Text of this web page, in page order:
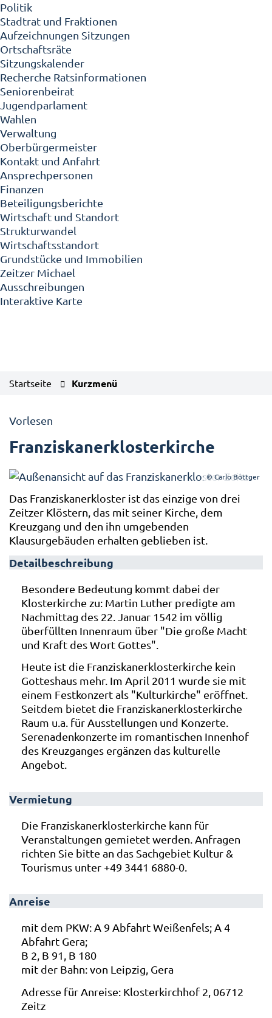
Politik
Stadtrat und Fraktionen
Aufzeichnungen Sitzungen
Ortschaftsräte
Sitzungskalender
Recherche Ratsinformationen
Seniorenbeirat
Jugendparlament
Wahlen
Verwaltung
Oberbürgermeister
Kontakt und Anfahrt
Ansprechpersonen
Finanzen
Beteiligungsberichte
Wirtschaft und Standort
Strukturwandel
Wirtschaftsstandort
Grundstücke und Immobilien
Zeitzer Michael
Ausschreibungen
Interaktive Karte
Startseite Kurzmenü
Vorlesen
Franziskanerklosterkirche
© Carlo Böttger
Das Franziskanerkloster ist das einzige von drei
Zeitzer Klöstern, das mit seiner Kirche, dem
Kreuzgang und den ihn umgebenden
Klausurgebäuden erhalten geblieben ist.
Detailbeschreibung
Besondere Bedeutung kommt dabei der
Klosterkirche zu: Martin Luther predigte am
Nachmittag des 22. Januar 1542 im völlig
überfüllten Innenraum über "Die große Macht
und Kraft des Wort Gottes".
Heute ist die Franziskanerklosterkirche kein
Gotteshaus mehr. Im April 2011 wurde sie mit
einem Festkonzert als "Kulturkirche" eröffnet.
Seitdem bietet die Franziskanerklosterkirche
Raum u.a. für Ausstellungen und Konzerte.
Serenadenkonzerte im romantischen Innenhof
des Kreuzganges ergänzen das kulturelle
Angebot.
Vermietung
Die Franziskanerklosterkirche kann für
Veranstaltungen gemietet werden. Anfragen
richten Sie bitte an das Sachgebiet Kultur &
Tourismus unter +49 3441 6880-0.
Anreise
mit dem PKW: A 9 Abfahrt Weißenfels; A 4
Abfahrt Gera;
B 2, B 91, B 180
mit der Bahn: von Leipzig, Gera
Adresse für Anreise: Klosterkirchhof 2, 06712
Zeitz